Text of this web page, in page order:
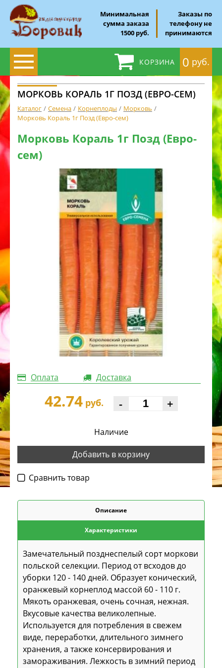
Минимальная
сумма заказа
1500 руб.
Заказы по
телефону не
принимаются
КОРЗИНА 0 руб.
МОРКОВЬ КОРАЛЬ 1Г ПОЗД (ЕВРО-СЕМ)
Каталог Семена Корнеплоды
Морковь
Морковь Кораль 1г Позд (Евро-сем)
Морковь Кораль 1г Позд (Евро-
сем)
Оплата Доставка
42.74руб. - +
Наличие
Добавить в корзину
Cравнить товар
Описание
Характеристики
Замечательный позднеспелый сорт моркови
польской селекции. Период от всходов до
уборки 120 - 140 дней. Образует конический,
оранжевый корнеплод массой 60 - 110 г.
Мякоть оранжевая, очень сочная, нежная.
Вкусовые качества великолепные.
Используется для потребления в свежем
виде, переработки, длительного зимнего
хранения, а также консервирования и
замораживания. Лежкость в зимний период